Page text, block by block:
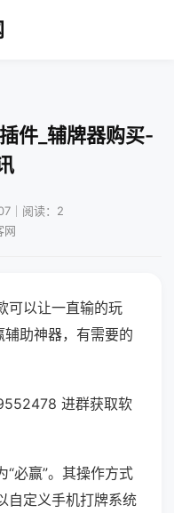
件_辅牌器购买-
｜阅读：2
网
可以让一直输的玩
辅助神器，有需要的
进群获取软
必赢”。其操作方式
自定义手机打牌系统